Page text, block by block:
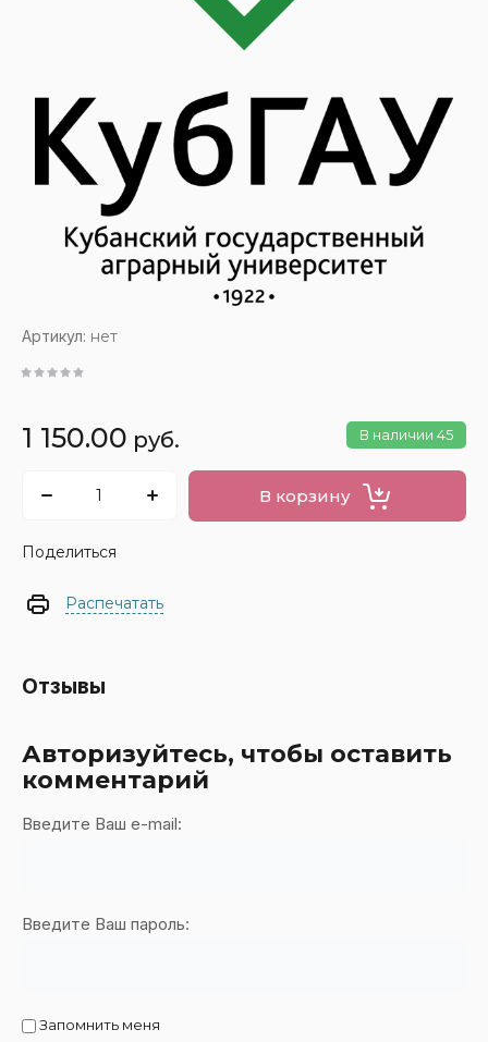
Артикул: нет
В наличии 45
1 150.00 руб.
В корзину
Поделиться
Распечатать
Отзывы
Авторизуйтесь, чтобы оставить
комментарий
Введите Ваш e-mail:
Введите Ваш пароль:
Запомнить меня